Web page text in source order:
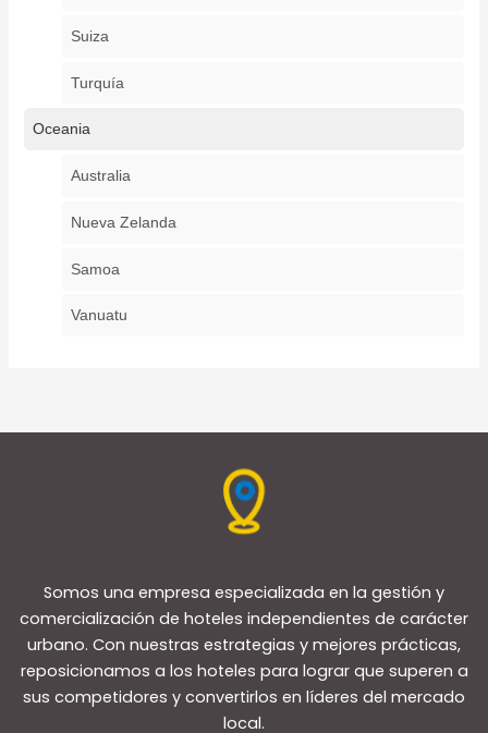
Suiza
Turquía
Oceania
Australia
Nueva Zelanda
Samoa
Vanuatu
Somos una empresa especializada en la gestión y
comercialización de hoteles independientes de carácter
urbano. Con nuestras estrategias y mejores prácticas,
reposicionamos a los hoteles para lograr que superen a
sus competidores y convertirlos en líderes del mercado
local.